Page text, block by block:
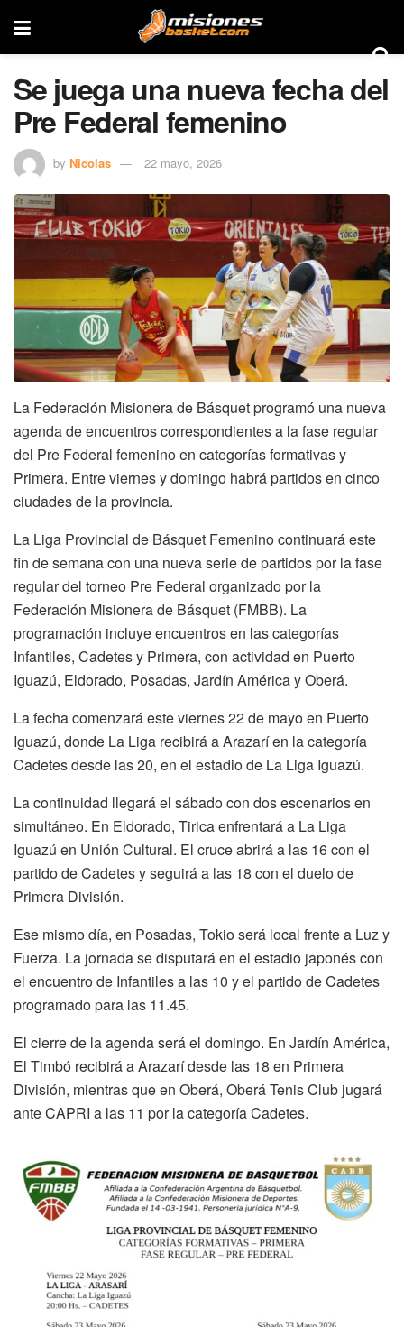
Se juega una nueva fecha del
Pre Federal femenino
by Nicolas 22 mayo, 2026
La Federación Misionera de Básquet programó una nueva
agenda de encuentros correspondientes a la fase regular
del Pre Federal femenino en categorías formativas y
Primera. Entre viernes y domingo habrá partidos en cinco
ciudades de la provincia.
La Liga Provincial de Básquet Femenino continuará este
fin de semana con una nueva serie de partidos por la fase
regular del torneo Pre Federal organizado por la
Federación Misionera de Básquet (FMBB). La
programación incluye encuentros en las categorías
Infantiles, Cadetes y Primera, con actividad en Puerto
Iguazú, Eldorado, Posadas, Jardín América y Oberá.
La fecha comenzará este viernes 22 de mayo en Puerto
Iguazú, donde La Liga recibirá a Arazarí en la categoría
Cadetes desde las 20, en el estadio de La Liga Iguazú.
La continuidad llegará el sábado con dos escenarios en
simultáneo. En Eldorado, Tirica enfrentará a La Liga
Iguazú en Unión Cultural. El cruce abrirá a las 16 con el
partido de Cadetes y seguirá a las 18 con el duelo de
Primera División.
Ese mismo día, en Posadas, Tokio será local frente a Luz y
Fuerza. La jornada se disputará en el estadio japonés con
el encuentro de Infantiles a las 10 y el partido de Cadetes
programado para las 11.45.
El cierre de la agenda será el domingo. En Jardín América,
El Timbó recibirá a Arazarí desde las 18 en Primera
División, mientras que en Oberá, Oberá Tenis Club jugará
ante CAPRI a las 11 por la categoría Cadetes.